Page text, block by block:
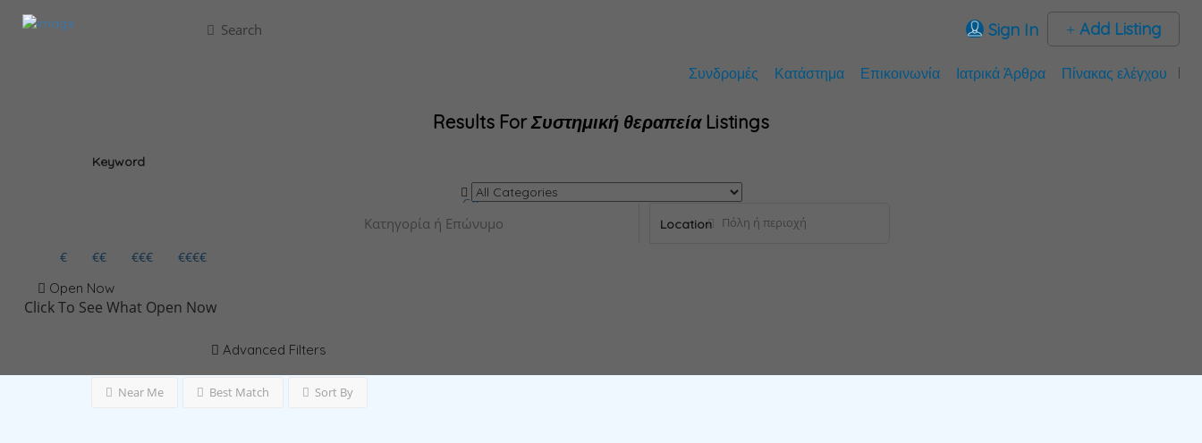
Search Sign In Add Listing
Συνδρομές Κατάστημα Επικοινωνία Ιατρικά Άρθρα Πίνακας ελέγχου
Results ForΣυστημική θεραπείαListings
Go
Keyword
Location
€ €€ €€€
€€€€
Open Now
Click To See What Open Now
Advanced Filters
Near Me Best Match Sort By